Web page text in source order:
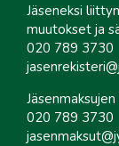
Jäseneksi
muutokset ja
020 789 3730
020 789 3730